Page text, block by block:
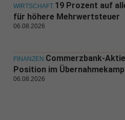
WIRTSCHAFT 19 Prozent auf
für höhere Mehrwertsteuer
06.08.2026
FINANZEN Commerzbank-
Position im
06.08.2026